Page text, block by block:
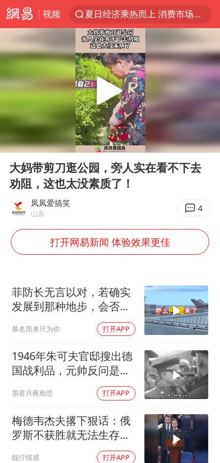
视频
夏日经济乘热而上 消费市场向新而行
浙江省甬江发生2026年第1号洪水
白海豚对华东华北影响会大于巴威
国足U17与阿森纳决赛取消 并列冠军
浙江近300条预警生效中 今夜大部暴雨
上海全力守护市民“菜篮子”
猫咪过火把节被抹成黑猫
曹颖儿子首次演长剧
“开学三件套”全线暴涨
总书记点赞的非遗苗绣焕发新生机
Play
00:00 00:15
大妈带剪刀逛公园，旁人实在看不下去
劝阻，这也太没素质了！
凤凤爱搞笑
山东 4
打开网易新闻 体验效果更佳
菲防长无言以对，若确实
发展到那种地步，会否上
慕名而来只为你 打开APP
1946年朱可夫官邸搜出德
国战利品，元帅反问是否
墨君月夜相思 打开APP
梅德韦杰夫撂下狠话：俄
罗斯不获胜就无法生存，
西方正用乌克兰当锤子砸
靓仔情感 打开APP